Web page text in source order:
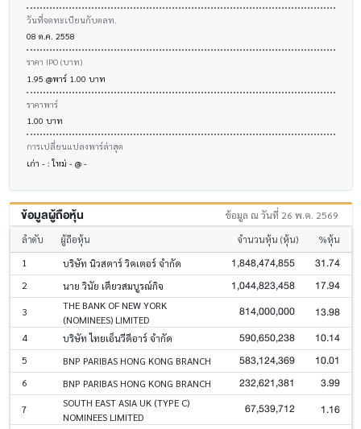
วันที่จดทะเบียนกับตลท.
08 ต.ค. 2558
ราคา IPO (บาท)
1.95 @พาร์ 1.00 บาท
ราคาพาร์
1.00 บาท
การเปลี่ยนแปลงพาร์ล่าสุด
เก่า - : ใหม่ - @ -
ข้อมูลผู้ถือหุ้น ข้อมูล ณ วันที่ 26 พ.ค. 2569
ลำดับ ผู้ถือหุ้น จำนวนหุ้น (หุ้น) %หุ้น
1 บริษัท นิวสตาร์ วิคเตอร์ จำกัด 1,848,474,855 31.74
2 นาย วินัย เตียวสมบูรณ์กิจ 1,044,823,458 17.94
3
THE BANK OF NEW YORK
(NOMINEES) LIMITED
814,000,000 13.98
4 บริษัท ไทยเอ็นวีดีอาร์ จำกัด 590,650,238 10.14
5 BNP PARIBAS HONG KONG BRANCH 583,124,369 10.01
6 BNP PARIBAS HONG KONG BRANCH 232,621,381 3.99
7
SOUTH EAST ASIA UK (TYPE C)
NOMINEES LIMITED
67,539,712 1.16